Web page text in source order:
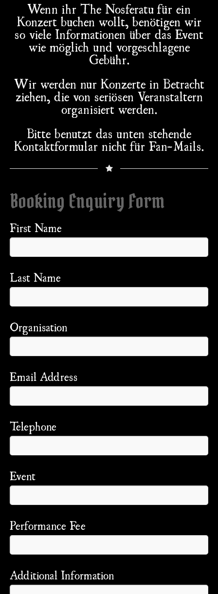
Wenn ihr The Nosferatu für ein
Konzert buchen wollt, benötigen wir
so viele Informationen über das Event
wie möglich und vorgeschlagene
Gebühr.
Wir werden nur Konzerte in Betracht
ziehen, die von seriösen Veranstaltern
organisiert werden.
Bitte benutzt das unten stehende
Kontaktformular nicht für Fan-Mails.
Booking Enquiry Form
First Name
Last Name
Organisation
Email Address
Telephone
Event
Performance Fee
Additional Information